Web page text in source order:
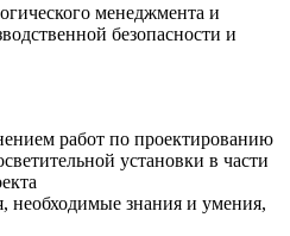
менеджмента и
безопасности и
работ по проектированию
установки в части
необходимые знания и умения,